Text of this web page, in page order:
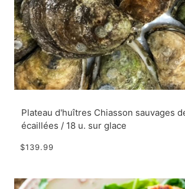
Plateau d'huîtres Chiasson sauvages
écaillées / 18 u. sur glace
$139.99